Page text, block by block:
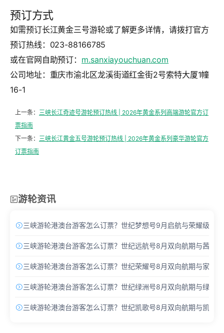
预订方式
如需预订长江黄金三号游轮或了解更多详情，请拨打官方
预订热线： 023-88166785
或在官网自助预订： m.sanxiayouchuan.com
公司地址：重庆市渝北区龙溪街道红金街2号索特大厦1幢
16-1
上一条： 三峡长江奇迹号游轮预订热线 | 2026年黄金系列高端游轮官方订
票指南
下一条： 三峡长江黄金五号游轮预订热线 | 2026年黄金系列豪华游轮官方
订票指南
 游轮资讯
三峡游轮港澳台游客怎么订票？世纪梦想号9月启航与荣耀级Pro
三峡游轮港澳台游客怎么订票？世纪远航号8月双向航期与茜茜
三峡游轮港澳台游客怎么订票？世纪荣耀号8月双向航期与家庭
三峡游轮港澳台游客怎么订票？世纪绿洲号8月双向航期与绿洲
三峡游轮港澳台游客怎么订票？世纪凯歌号8月双向航期与凯歌